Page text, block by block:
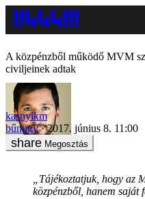
A közpénzből működő MVM
civiljeinek adtak
kasnyikm
bűnügy
2017. június 8. 11:00
Megosztás
„Tájékoztatjuk, hogy az
közpénzből, hanem saját